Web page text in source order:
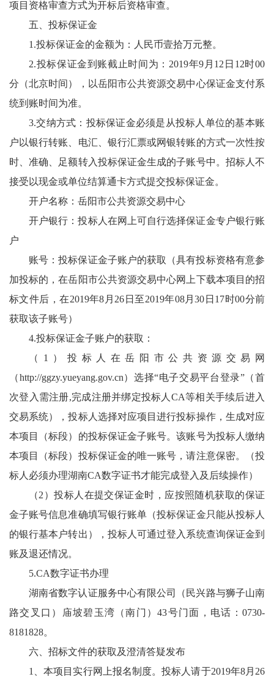
项目资格审查方式为开标后资格审查。
五、投标保证金
1.投标保证金的金额为：人民币壹拾万元整。
2.投标保证金到账截止时间为：2019年9月12日12时00
分（北京时间），以岳阳市公共资源交易中心保证金支付系
统到账时间为准。
3.交纳方式：投标保证金必须是从投标人单位的基本账
户以银行转账、电汇、银行汇票或网银转账的方式一次性按
时、准确、足额转入投标保证金生成的子账号中。招标人不
接受以现金或单位结算通卡方式提交投标保证金。
开户名称：岳阳市公共资源交易中心
开户银行：投标人在网上可自行选择保证金专户银行账
户
账号：投标保证金子账户的获取（具有投标资格有意参
加投标的，在岳阳市公共资源交易中心网上下载本项目的招
标文件后，在2019年8月26日至2019年08月30日17时00分前
获取该子账号）
4.投标保证金子账户的获取：
（1）投标人在岳阳市公共资源交易网
（http://ggzy.yueyang.gov.cn）选择“电子交易平台登录”（首
次登入需注册,完成注册并绑定投标人CA等相关手续后进入
交易系统），投标人选择对应项目进行投标操作，生成对应
本项目（标段）的投标保证金子账号。该账号为投标人缴纳
本项目（标段）投标保证金的唯一账号，请注意保密。（投
标人必须办理湖南CA数字证书才能完成登入及后续操作）
（2）投标人在提交保证金时，应按照随机获取的保证
金子账号信息准确填写银行账单（投标保证金只能从投标人
的银行基本户转出），投标人可通过登入系统查询保证金到
账及退还情况。
5.CA数字证书办理
湖南省数字认证服务中心有限公司（民兴路与狮子山南
路交叉口）庙坡碧玉湾（南门）43号门面，电话：0730-
8181828。
六、招标文件的获取及澄清答疑发布
1、本项目实行网上报名制度。投标人请于2019年8月26